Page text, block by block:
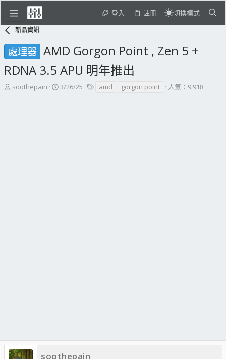
登入 註冊 切換模式
新品資訊
處理器 AMD Gorgon Point , Zen 5 +
RDNA 3.5 APU 明年推出
主
soothepain
開
3/26/25
標amd gorgon point 人氣：9,918
soothepain